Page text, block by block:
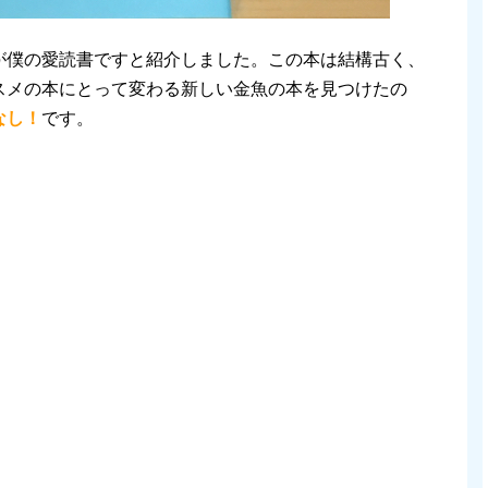
の愛読書ですと紹介しました。この本は結構古く、
の本にとって変わる新しい金魚の本を見つけたの
！ です。